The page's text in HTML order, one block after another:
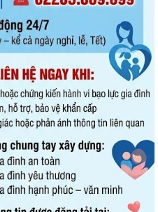
thực hiện đúng quy định về ký
phát ngôn và cung cấp thông tin
xúc cử tri sau Kỳ họp thường lệ
xây dựng, quản lý và sử dụng
quyết số 66.18/2026/NQ-CP của